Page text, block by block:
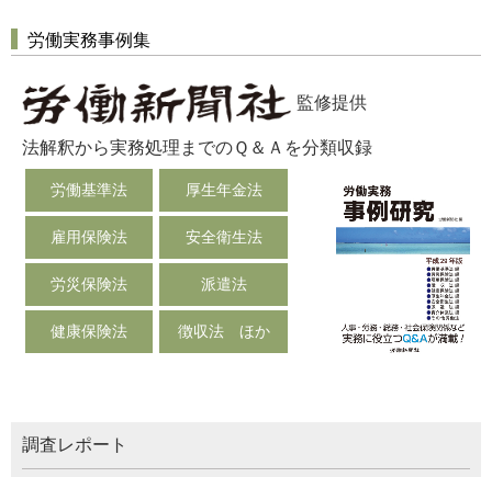
労働実務事例集
監修提供
法解釈から実務処理までのＱ＆Ａを分類収録
労働基準法 厚生年金法
雇用保険法 安全衛生法
労災保険法 派遣法
健康保険法 徴収法 ほか
調査レポート